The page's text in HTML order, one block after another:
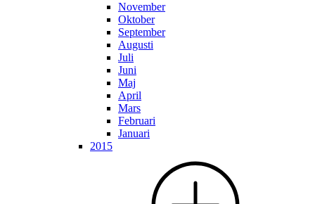
November
Oktober
September
Augusti
Juli
Juni
Maj
April
Mars
Februari
Januari
2015